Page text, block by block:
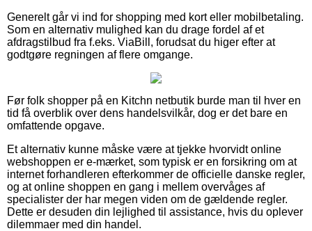
Generelt går vi ind for shopping med kort eller mobilbetaling.
Som en alternativ mulighed kan du drage fordel af et
afdragstilbud fra f.eks. ViaBill, forudsat du higer efter at
godtgøre regningen af flere omgange.
Før folk shopper på en Kitchn netbutik burde man til hver en
tid få overblik over dens handelsvilkår, dog er det bare en
omfattende opgave.
Et alternativ kunne måske være at tjekke hvorvidt online
webshoppen er e-mærket, som typisk er en forsikring om at
internet forhandleren efterkommer de officielle danske regler,
og at online shoppen en gang i mellem overvåges af
specialister der har megen viden om de gældende regler.
Dette er desuden din lejlighed til assistance, hvis du oplever
dilemmaer med din handel.